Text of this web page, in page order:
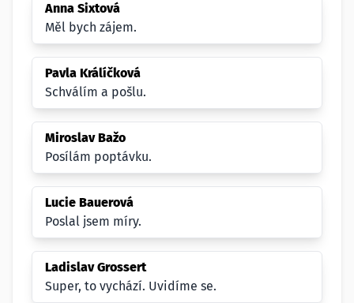
Anna Sixtová
Měl bych zájem.
Pavla Králíčková
Schválím a pošlu.
Miroslav Bažo
Posílám poptávku.
Lucie Bauerová
Poslal jsem míry.
Ladislav Grossert
Super, to vychází. Uvidíme se.